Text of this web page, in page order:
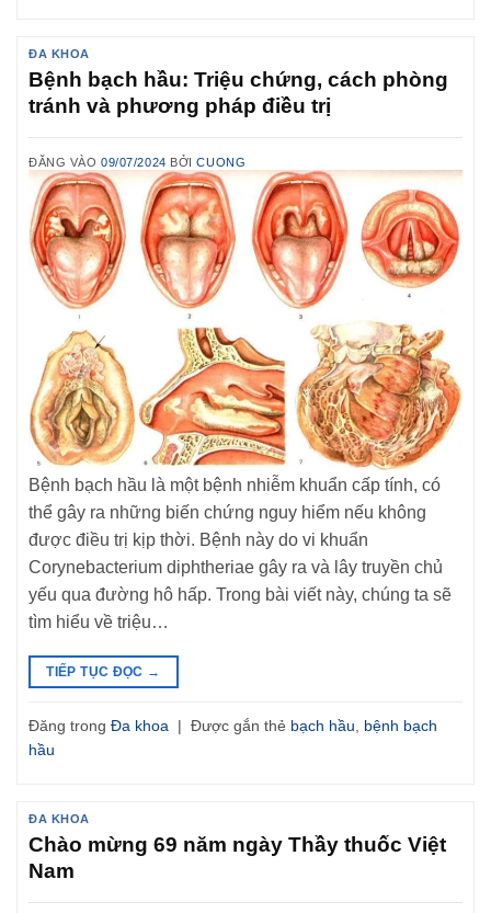
ĐA KHOA
Bệnh bạch hầu: Triệu chứng, cách phòng
tránh và phương pháp điều trị
ĐĂNG VÀO09/07/2024 BỞICUONG
Bệnh bạch hầu là một bệnh nhiễm khuẩn cấp tính, có
thể gây ra những biến chứng nguy hiểm nếu không
được điều trị kịp thời. Bệnh này do vi khuẩn
Corynebacterium diphtheriae gây ra và lây truyền chủ
yếu qua đường hô hấp. Trong bài viết này, chúng ta sẽ
tìm hiểu về triệu…
TIẾP TỤC ĐỌC →
Đăng trong Đa khoa | Được gắn thẻ bạch hầu
bệnh bạch
hầu
ĐA KHOA
Chào mừng 69 năm ngày Thầy thuốc Việt
Nam